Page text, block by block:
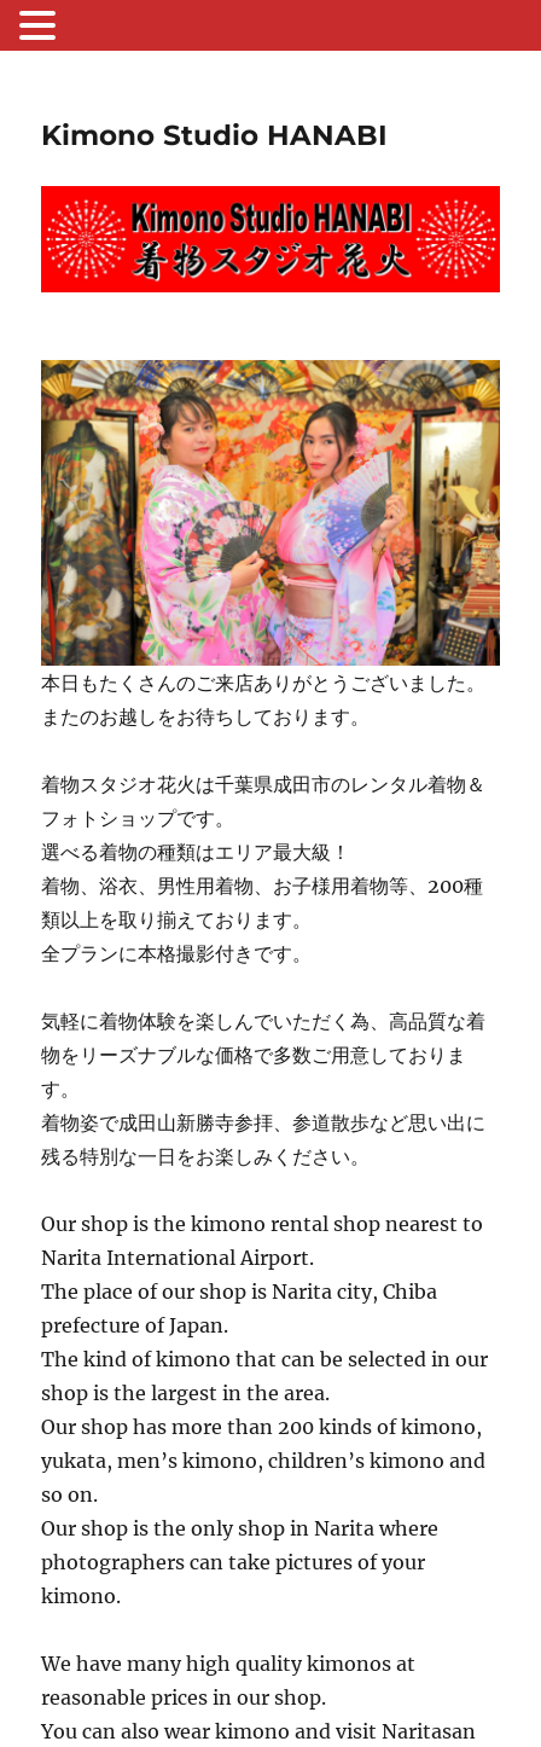
Kimono Studio HANABI
本日もたくさんのご来店ありがとうございました。
またのお越しをお待ちしております。
着物スタジオ花火は千葉県成田市のレンタル着物＆
フォトショップです。
選べる着物の種類はエリア最大級！
着物、浴衣、男性用着物、お子様用着物等、200種
類以上を取り揃えております。
全プランに本格撮影付きです。
気軽に着物体験を楽しんでいただく為、高品質な着
物をリーズナブルな価格で多数ご用意しておりま
す。
着物姿で成田山新勝寺参拝、参道散歩など思い出に
残る特別な一日をお楽しみください。
Our shop is the kimono rental shop nearest to
Narita International Airport.
The place of our shop is Narita city, Chiba
prefecture of Japan.
The kind of kimono that can be selected in our
shop is the largest in the area.
Our shop has more than 200 kinds of kimono,
yukata, men’s kimono, children’s kimono and
so on.
Our shop is the only shop in Narita where
photographers can take pictures of your
kimono.
We have many high quality kimonos at
reasonable prices in our shop.
You can also wear kimono and visit Naritasan